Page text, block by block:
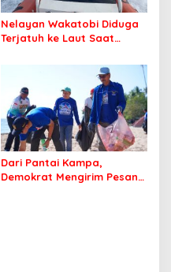
Nelayan Wakatobi Diduga
Terjatuh ke Laut Saat
Dari Pantai Kampa,
Demokrat Mengirim Pesan